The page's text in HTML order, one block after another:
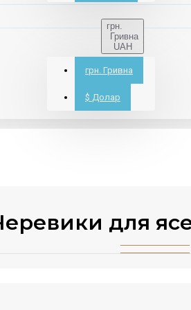
грн.
Гривна
UAH
грн. Гривна
$ Долар
для